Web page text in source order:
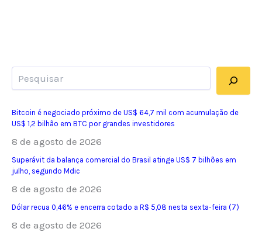
Bitcoin é negociado próximo de US$ 64,7 mil com acumulação de
US$ 1,2 bilhão em BTC por grandes investidores
8 de agosto de 2026
Superávit da balança comercial do Brasil atinge US$ 7 bilhões em
julho, segundo Mdic
8 de agosto de 2026
Dólar recua 0,46% e encerra cotado a R$ 5,08 nesta sexta-feira (7)
8 de agosto de 2026